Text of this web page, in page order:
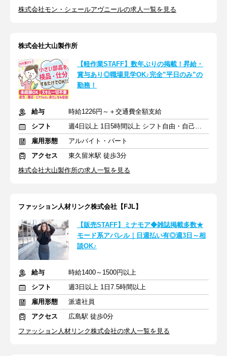
株式会社モン・シェールアヴニールの求人一覧を見る
株式会社大山製作所
【軽作業STAFF】数年ぶりの掲載！昇給・
賞与あり◎職場見学OK♪完全”平日のみ”の
勤務！
給与
時給1226円～＋交通費全額支給
シフト
週4日以上 1日5時間以上 シフト自由・自己申告
雇用形態
アルバイト・パート
アクセス
東久留米駅 徒歩3分
株式会社大山製作所の求人一覧を見る
ファッション人材リンク株式会社【FJL】
【販売STAFF】ミナモア◆雑誌掲載多数★
モード系アパレル｜日週払い有◎週3日～相
談OK♪
給与
時給1400～1500円以上
シフト
週3日以上 1日7.5時間以上
雇用形態
派遣社員
アクセス
広島駅 徒歩0分
ファッション人材リンク株式会社の求人一覧を見る